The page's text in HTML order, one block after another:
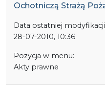
Ochotniczą Strażą
Data ostatniej
28-07-2010, 10:36
Pozycja w menu:
Akty prawne